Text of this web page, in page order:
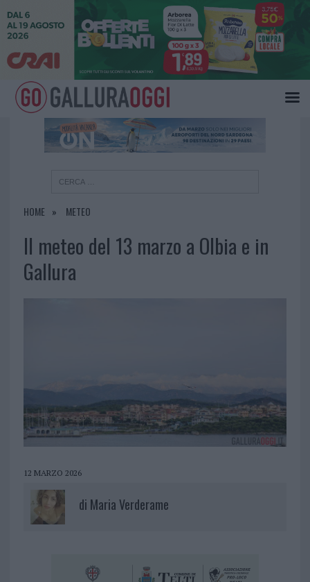
HOME METEO
Il meteo del 13 marzo a Olbia e in
Gallura
12 MARZO 2026
di Maria Verderame
×